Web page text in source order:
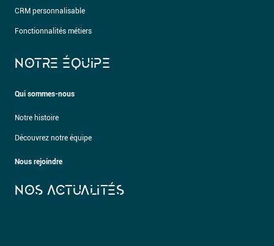
CRM personnalisable
Fonctionnalités métiers
NOTRE ÉQUIPE
Qui sommes-nous
Notre histoire
Découvrez notre équipe
Nous rejoindre
NOS ACTUALITÉS